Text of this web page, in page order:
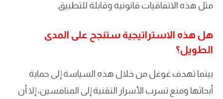
مثل هذه الاتفاقيات قانونية وقابلة للتطبيق.
هل هذه الاستراتيجية ستنجح على المدى
الطويل؟
بينما تهدف غوغل من خلال هذه السياسة إلى حماية
أبحاثها ومنع تسرب الأسرار التقنية إلى المنافسين، إلا أن